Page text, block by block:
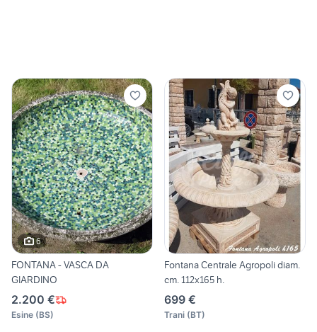
6
FONTANA - VASCA DA
GIARDINO
2.200 €
Esine (BS)
Fontana Centrale Agropoli diam.
cm. 112x165 h.
699 €
Trani (BT)